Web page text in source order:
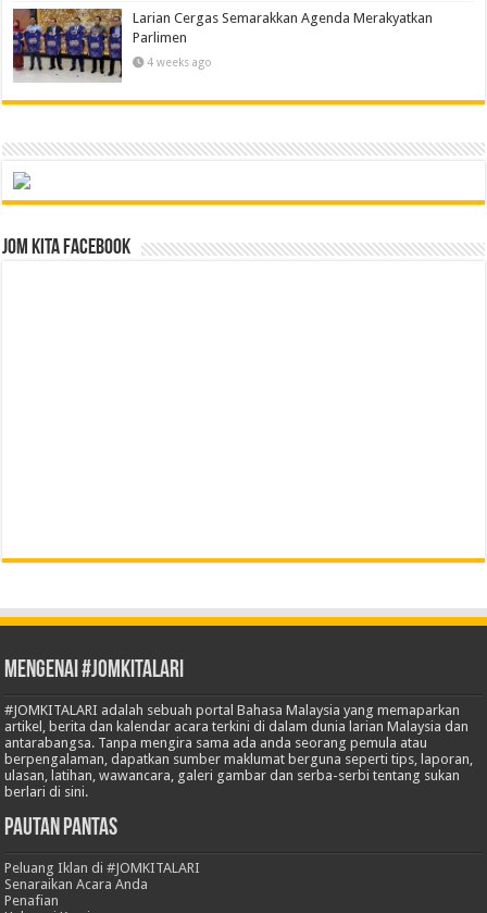
Larian Cergas Semarakkan Agenda Merakyatkan
Parlimen
4 weeks ago
Jom Kita Facebook
Mengenai #JOMKITALARI
#JOMKITALARI adalah sebuah portal Bahasa Malaysia yang memaparkan
artikel, berita dan kalendar acara terkini di dalam dunia larian Malaysia dan
antarabangsa. Tanpa mengira sama ada anda seorang pemula atau
berpengalaman, dapatkan sumber maklumat berguna seperti tips, laporan,
ulasan, latihan, wawancara, galeri gambar dan serba-serbi tentang sukan
berlari di sini.
Pautan Pantas
Peluang Iklan di #JOMKITALARI
Senaraikan Acara Anda
Penafian